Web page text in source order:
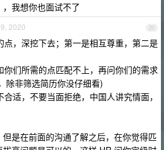
我想你也面试不了
20
2020
点，深挖下去；第一是相互尊重，第二是
你们所需的点匹配不上，再问你们的需求
除非筛选简历你没仔细看)
适，不要当面拒绝，中国人讲究情面，
是在前面的沟通了解之后，在你觉得匹